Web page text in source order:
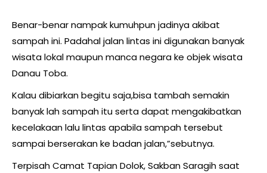
Benar-benar nampak kumuhpun jadinya akibat
sampah ini. Padahal jalan lintas ini digunakan banyak
wisata lokal maupun manca negara ke objek wisata
Danau Toba.
Kalau dibiarkan begitu saja,bisa tambah semakin
banyak lah sampah itu serta dapat mengakibatkan
kecelakaan lalu lintas apabila sampah tersebut
sampai berserakan ke badan jalan,”sebutnya.
Terpisah Camat Tapian Dolok, Sakban Saragih saat